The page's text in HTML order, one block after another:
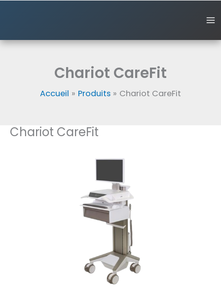
Chariot CareFit
Accueil Produits Chariot CareFit
Chariot CareFit